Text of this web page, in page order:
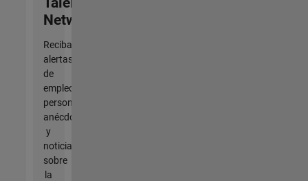
Network
Reciba
alertas
de
empleo
personalizadas,
anécdotas
y
noticias
sobre
la